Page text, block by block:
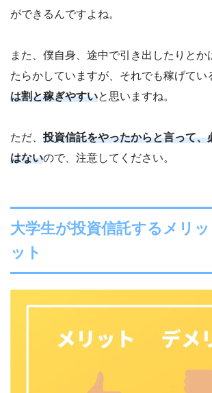
ができるんですよね。
また、僕自身、途中で引き出したりとか
たらかしていますが、それでも稼げてい
は割と稼ぎやすいと思いますね。
ただ、 投資信託をやったからと言って、
はないので、注意してください。
大学生が投資信託するメリ
ット